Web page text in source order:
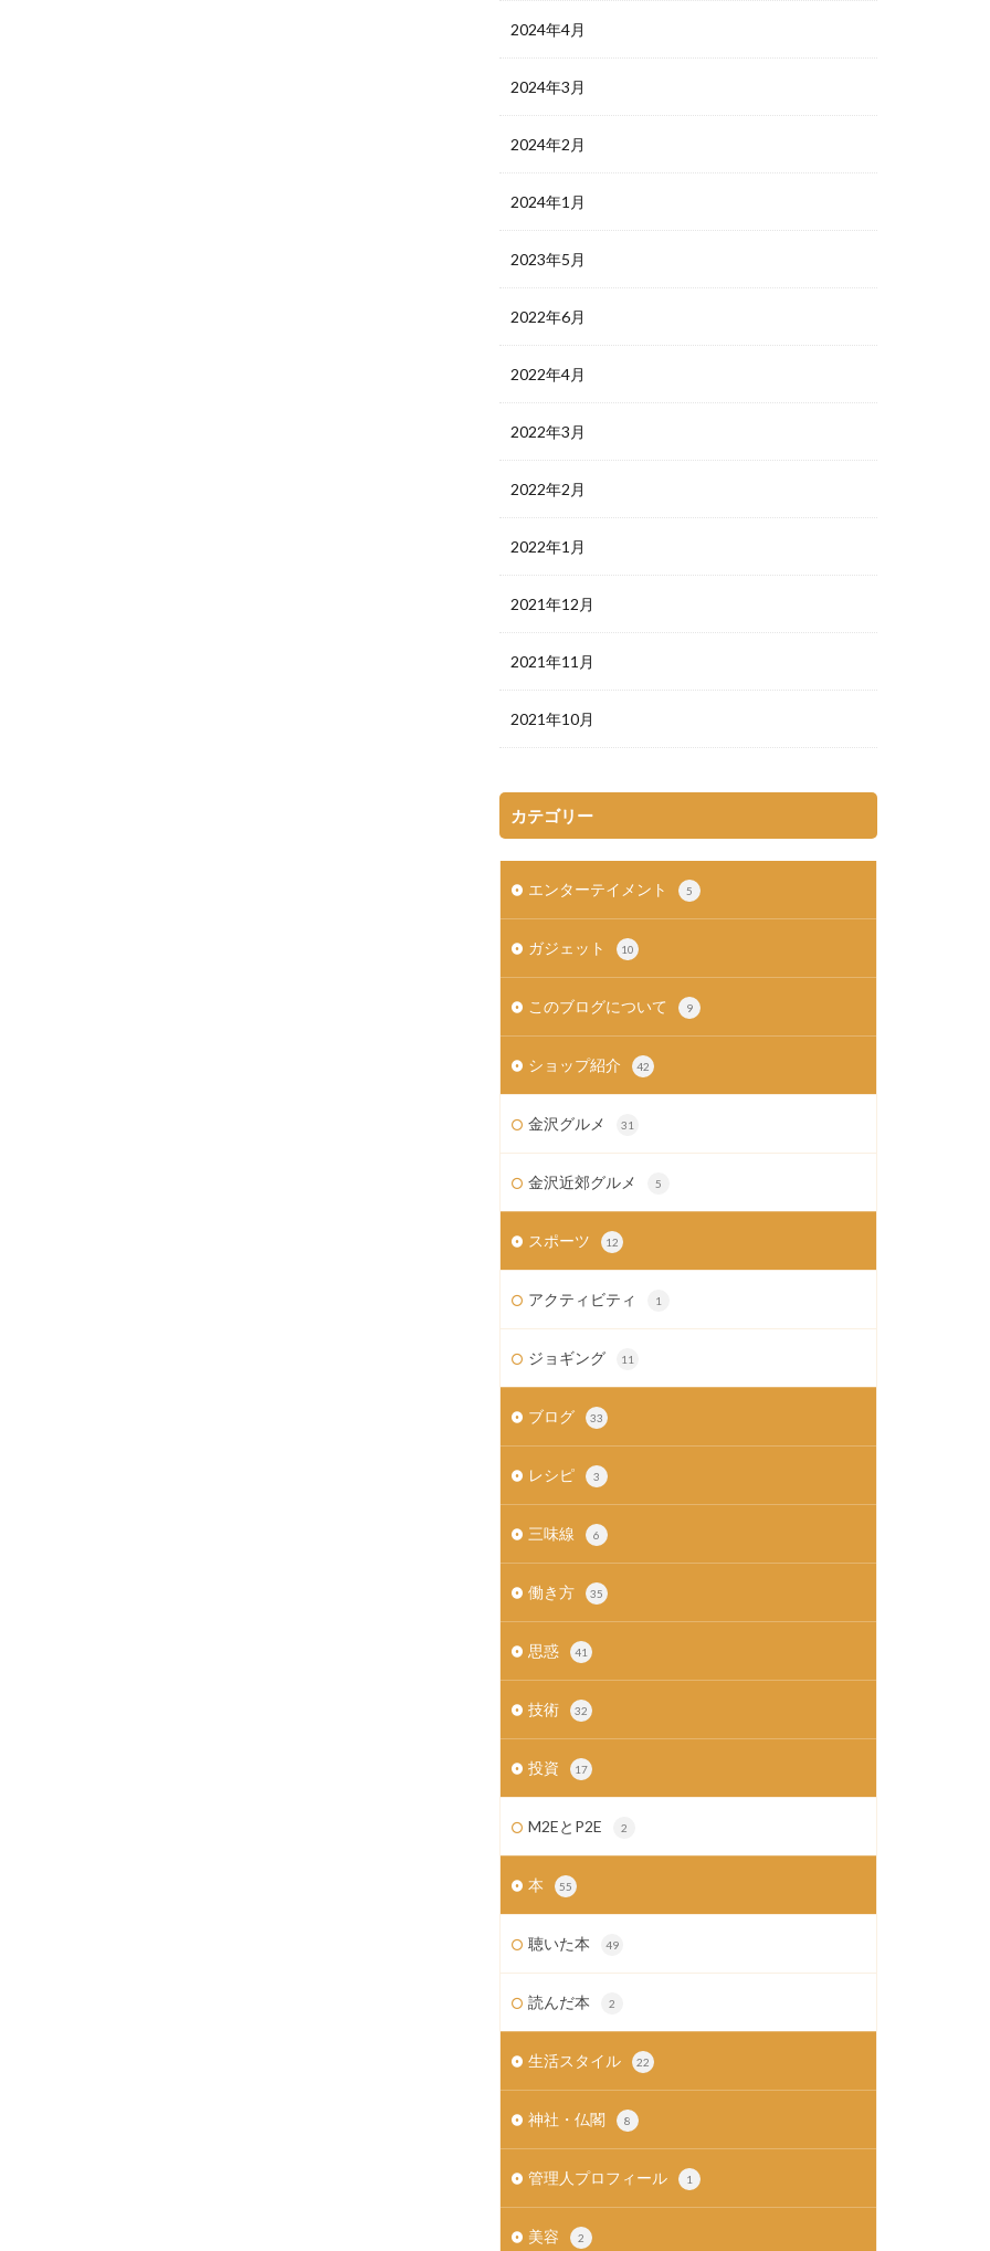
2024年4月
2024年3月
2024年2月
2024年1月
2023年5月
2022年6月
2022年4月
2022年3月
2022年2月
2022年1月
2021年12月
2021年11月
2021年10月
カテゴリー
エンターテイメント 5
ガジェット 10
このブログについて 9
ショップ紹介 42
金沢グルメ 31
金沢近郊グルメ 5
スポーツ 12
アクティビティ 1
ジョギング 11
ブログ 33
レシピ 3
三味線 6
働き方 35
思惑 41
技術 32
投資 17
M2EとP2E 2
本 55
聴いた本 49
読んだ本 2
生活スタイル 22
神社・仏閣 8
管理人プロフィール 1
美容 2